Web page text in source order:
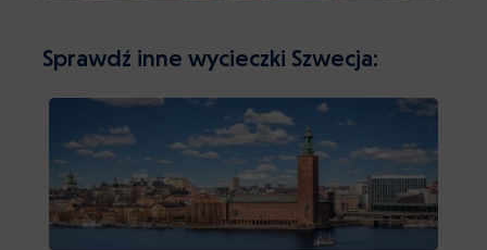
Sprawdź inne wycieczki Szwecja: